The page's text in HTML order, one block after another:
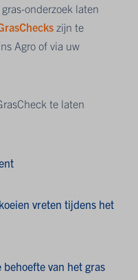
onderzoek laten
zijn te
Agro of via uw
te laten
vreten tijdens het
van het gras